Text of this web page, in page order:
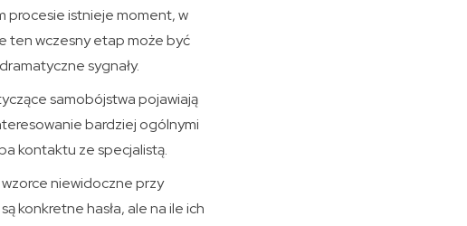
procesie istnieje moment, w
ten wczesny etap może być
sygnały.
samobójstwa pojawiają
bardziej ogólnymi
kontaktu ze specjalistą.
niewidoczne przy
konkretne hasła, ale na ile ich